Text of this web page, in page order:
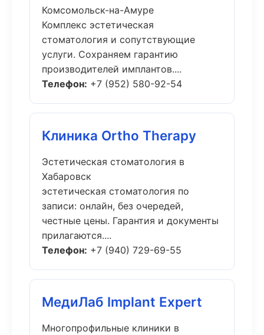
Комсомольск-на-Амуре
Комплекс эстетическая
стоматология и сопутствующие
услуги. Сохраняем гарантию
производителей имплантов....
Телефон: +7 (952) 580-92-54
Клиника Ortho Therapy
Эстетическая стоматология в
Хабаровск
эстетическая стоматология по
записи: онлайн, без очередей,
честные цены. Гарантия и документы
прилагаются....
Телефон: +7 (940) 729-69-55
МедиЛаб Implant Expert
Многопрофильные клиники в